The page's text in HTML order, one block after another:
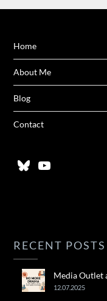
Home
About Me
Blog
Contact
BlueskyYouTube
RECENT POSTS
Media Outlet
12.07.2025